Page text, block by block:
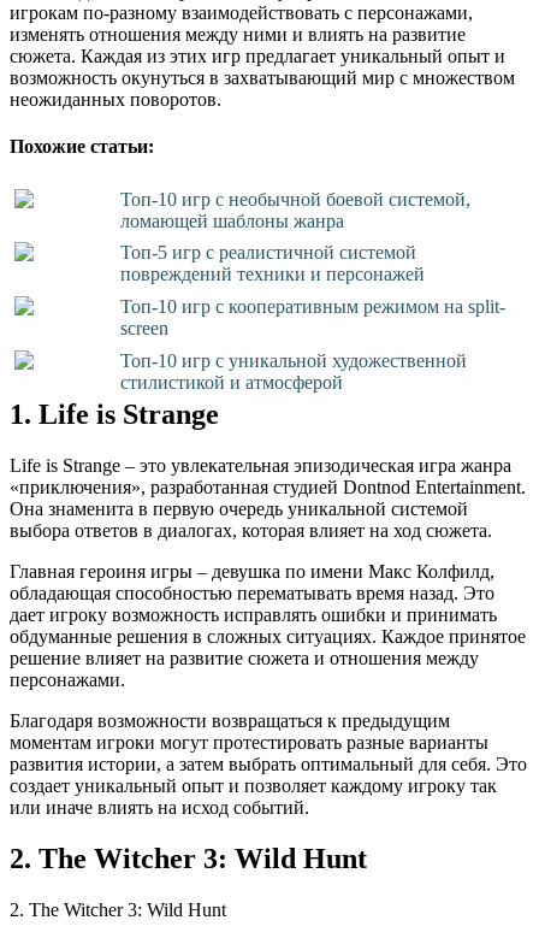
игрокам по-разному взаимодействовать с персонажами,
изменять отношения между ними и влиять на развитие
сюжета. Каждая из этих игр предлагает уникальный опыт и
возможность окунуться в захватывающий мир с множеством
неожиданных поворотов.
Похожие статьи:
Топ-10 игр с необычной боевой системой,
ломающей шаблоны жанра
Топ-5 игр с реалистичной системой
повреждений техники и персонажей
Топ-10 игр с кооперативным режимом на split-
screen
Топ-10 игр с уникальной художественной
стилистикой и атмосферой
1. Life is Strange
Life is Strange – это увлекательная эпизодическая игра жанра
«приключения», разработанная студией Dontnod Entertainment.
Она знаменита в первую очередь уникальной системой
выбора ответов в диалогах, которая влияет на ход сюжета.
Главная героиня игры – девушка по имени Макс Колфилд,
обладающая способностью перематывать время назад. Это
дает игроку возможность исправлять ошибки и принимать
обдуманные решения в сложных ситуациях. Каждое принятое
решение влияет на развитие сюжета и отношения между
персонажами.
Благодаря возможности возвращаться к предыдущим
моментам игроки могут протестировать разные варианты
развития истории, а затем выбрать оптимальный для себя. Это
создает уникальный опыт и позволяет каждому игроку так
или иначе влиять на исход событий.
2. The Witcher 3: Wild Hunt
2. The Witcher 3: Wild Hunt